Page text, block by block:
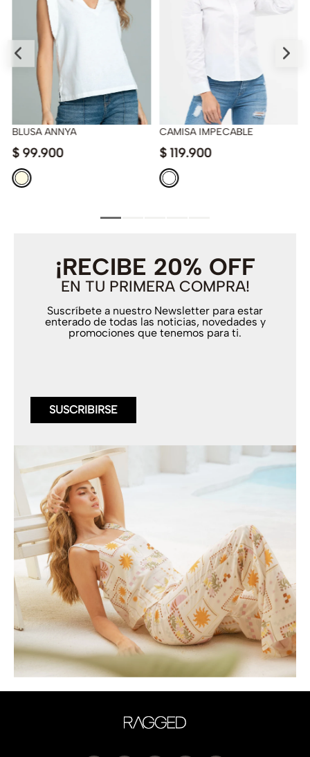
BLUSA ANNYA
$ 99.900
CAMISA IMPECABLE
$ 119.900
¡RECIBE 20% OFF
EN TU PRIMERA COMPRA!
Suscríbete a nuestro Newsletter para estar
enterado de todas las noticias, novedades y
promociones que tenemos para ti.
SUSCRIBIRSE